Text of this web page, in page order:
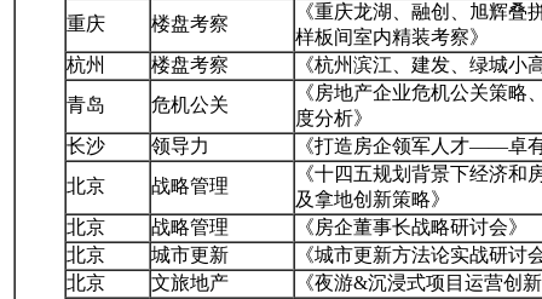
重庆
楼盘考察
《重庆龙湖、融创、旭辉叠
样板间室内精装考察》
杭州
楼盘考察
《杭州滨江、建发、绿城小
青岛
危机公关
《房地产企业危机公关策
度分析》
长沙
领导力
《打造房企领军人才——卓
北京
战略管理
《十四五规划背景下经济和
及拿地创新策略》
北京
战略管理
《房企董事长战略研讨会》
北京
城市更新
《城市更新方法论实战研讨
北京
文旅地产
《夜游&沉浸式项目运营创